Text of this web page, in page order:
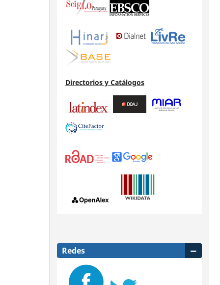
Directorios y Catálogos
Redes